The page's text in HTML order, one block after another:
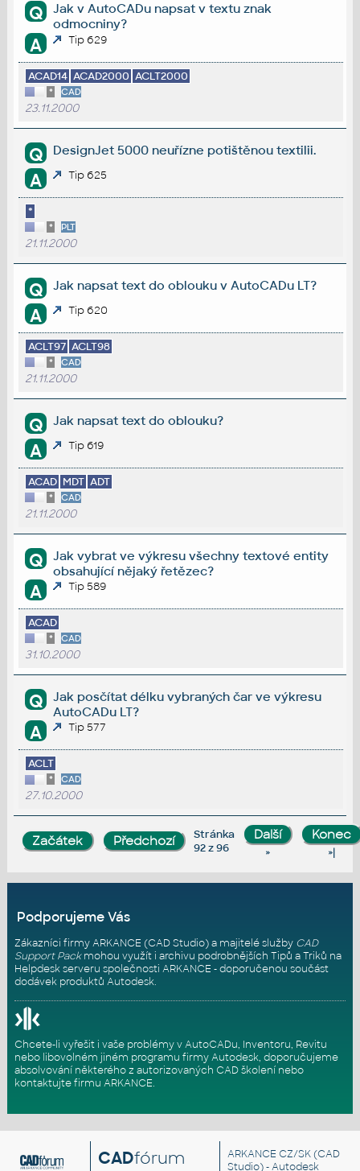
Q
Jak v AutoCADu napsat v textu znak
odmocniny?
A Tip 629
ACAD14 ACAD2000 ACLT2000
* CAD
23.11.2000
Q DesignJet 5000 neuřízne potištěnou textilii.
A Tip 625
*
* PLT
21.11.2000
Q Jak napsat text do oblouku v AutoCADu LT?
A Tip 620
ACLT97 ACLT98
* CAD
21.11.2000
Q Jak napsat text do oblouku?
A Tip 619
ACAD MDT ADT
* CAD
21.11.2000
Q
Jak vybrat ve výkresu všechny textové entity
obsahující nějaký řetězec?
A Tip 589
ACAD
* CAD
31.10.2000
Q
Jak posčítat délku vybraných čar ve výkresu
AutoCADu LT?
A Tip 577
ACLT
* CAD
27.10.2000
Stránka
92 z 96
» »|
Podporujeme Vás
Zákazníci firmy ARKANCE (CAD Studio) a majitelé služby CAD
Support Packmohou využít i archivu podrobnějších Tipů a Triků na
Helpdesk serveru společnosti ARKANCE - doporučenou součást
dodávek produktů Autodesk.
Chcete-li vyřešit i vaše problémy v AutoCADu, Inventoru, Revitu
nebo libovolném jiném programu firmy Autodesk, doporučujeme
absolvování některého z autorizovaných CAD školenínebo
kontaktujte firmu ARKANCE.
CADfórum ARKANCE CZ/SK(CAD
Studio) - Autodesk